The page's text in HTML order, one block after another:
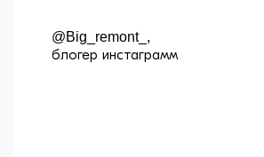
@Big_remont_,
блогер инстаграмм